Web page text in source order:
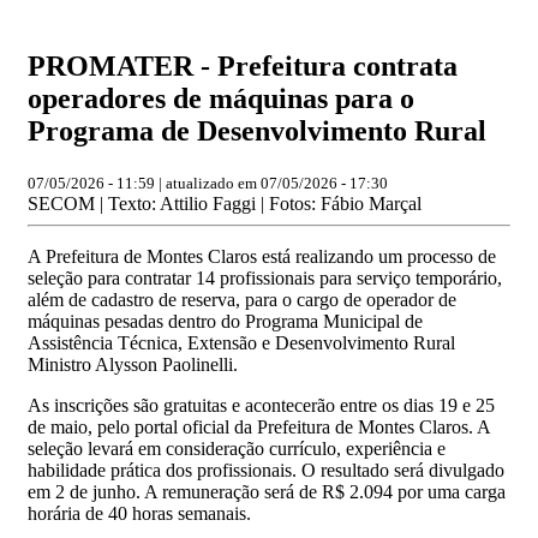
PROMATER - Prefeitura contrata
operadores de máquinas para o
Programa de Desenvolvimento Rural
07/05/2026 - 11:59 | atualizado em 07/05/2026 - 17:30
SECOM | Texto: Attilio Faggi | Fotos: Fábio Marçal
A Prefeitura de Montes Claros está realizando um processo de
seleção para contratar 14 profissionais para serviço temporário,
além de cadastro de reserva, para o cargo de operador de
máquinas pesadas dentro do Programa Municipal de
Assistência Técnica, Extensão e Desenvolvimento Rural
Ministro Alysson Paolinelli.
As inscrições são gratuitas e acontecerão entre os dias 19 e 25
de maio, pelo portal oficial da Prefeitura de Montes Claros. A
seleção levará em consideração currículo, experiência e
habilidade prática dos profissionais. O resultado será divulgado
em 2 de junho. A remuneração será de R$ 2.094 por uma carga
horária de 40 horas semanais.